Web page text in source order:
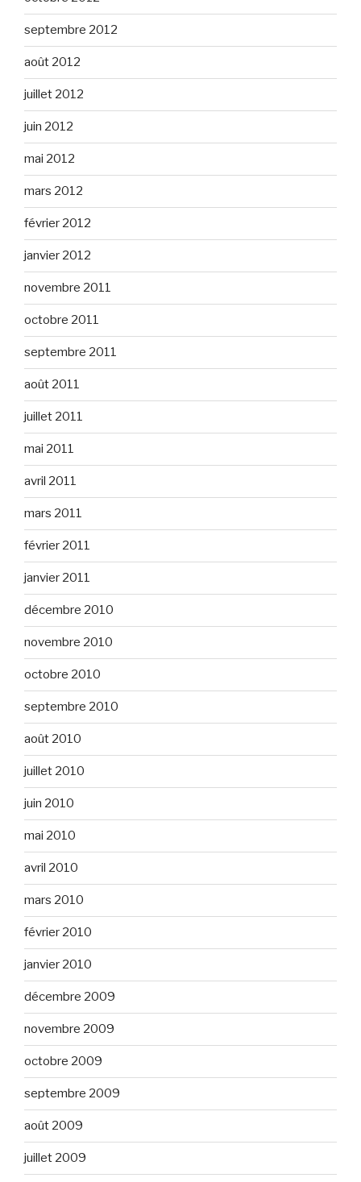
septembre 2012
août 2012
juillet 2012
juin 2012
mai 2012
mars 2012
février 2012
janvier 2012
novembre 2011
octobre 2011
septembre 2011
août 2011
juillet 2011
mai 2011
avril 2011
mars 2011
février 2011
janvier 2011
décembre 2010
novembre 2010
octobre 2010
septembre 2010
août 2010
juillet 2010
juin 2010
mai 2010
avril 2010
mars 2010
février 2010
janvier 2010
décembre 2009
novembre 2009
octobre 2009
septembre 2009
août 2009
juillet 2009